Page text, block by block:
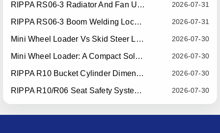
2026-07-31
RIPPA RS06-3 Radiator And Fan Upgrade — Effective July 10, 2026
2026-07-31
RIPPA RS06-3 Boom Welding Locating Bar Optimization — Effective July 15, 2026
2026-07-30
Mini Wheel Loader Vs Skid Steer Loader: Which Compact Machine Is Better For Your Business?
2026-07-30
Mini Wheel Loader: A Compact Solution For Efficient Material Handling
2026-07-30
RIPPA R10 Bucket Cylinder Dimension Optimization — Effective July 15, 2026
2026-07-30
RIPPA R10/R06 Seat Safety System Upgrade — Effective July 22, 2026